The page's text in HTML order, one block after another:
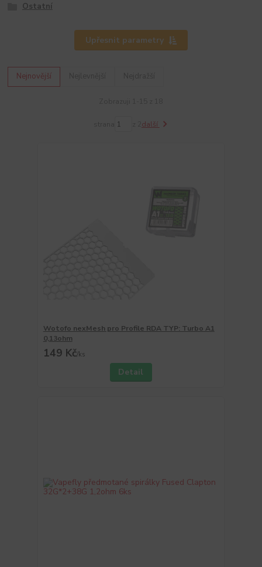
Ostatní
Upřesnit parametry
Nejnovější
další
Wotofo nexMesh pro Profile RDA TYP: Turbo A1
0,13ohm
149 Kč/ks
Detail